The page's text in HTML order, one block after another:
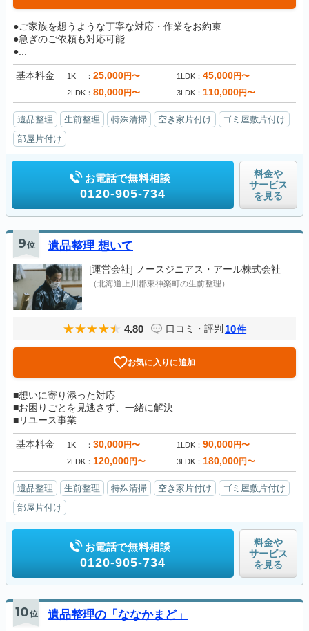
●ご家族を想うような丁寧な対応・作業をお約束
●急ぎのご依頼も対応可能
●...
基本料金 1K 25,000円〜 1LDK 45,000円〜
2LDK 80,000円〜 3LDK 110,000円〜
遺品整理 生前整理 特殊清掃 空き家片付け
ゴミ屋敷片付け
部屋片付け
お電話で無料相談
0120-905-734
料金や
サービス
を見る
9位 遺品整理 想いて
[運営会社] ノースジニアス・アール株式会社
（北海道上川郡東神楽町の生前整理）
4.80 口コミ・評判 10件
お気に入りに追加
■想いに寄り添った対応
■お困りごとを見逃さず、一緒に解決
■リユース事業...
基本料金 1K 30,000円〜 1LDK 90,000円〜
2LDK 120,000円〜 3LDK 180,000円〜
遺品整理 生前整理 特殊清掃 空き家片付け
ゴミ屋敷片付け
部屋片付け
お電話で無料相談
0120-905-734
料金や
サービス
を見る
10位 遺品整理の「ななかまど」